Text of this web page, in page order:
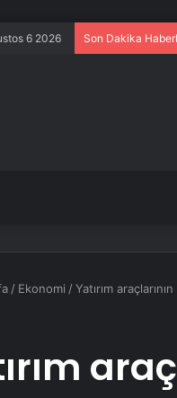
6 2026 Son Dakika
/ Ekonomi /Yatırım